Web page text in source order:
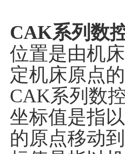
CAK系列数
位置是由机
定机床原点
CAK系列数
坐标值是指
的原点移动